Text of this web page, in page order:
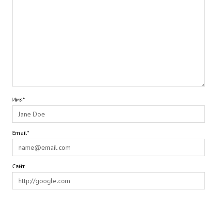
Имя*
Email*
Сайт